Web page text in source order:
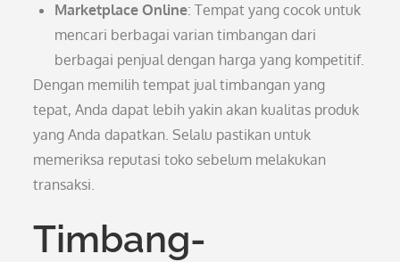
Marketplace Online: Tempat yang cocok untuk
mencari berbagai varian timbangan dari
berbagai penjual dengan harga yang kompetitif.
Dengan memilih tempat jual timbangan yang
tepat, Anda dapat lebih yakin akan kualitas produk
yang Anda dapatkan. Selalu pastikan untuk
memeriksa reputasi toko sebelum melakukan
transaksi.
Timbang-